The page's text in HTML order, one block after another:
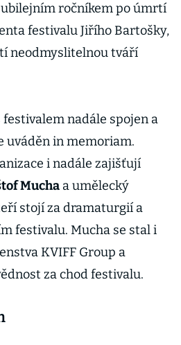
ročníkem po úmrtí
festivalu Jiřího Bartošky,
neodmyslitelnou tváří
festivalem nadále spojen a
uváděn in memoriam.
i nadále zajišťují
Mucha a umělecký
stojí za dramaturgií a
festivalu. Mucha se stal i
KVIFF Group a
za chod festivalu.